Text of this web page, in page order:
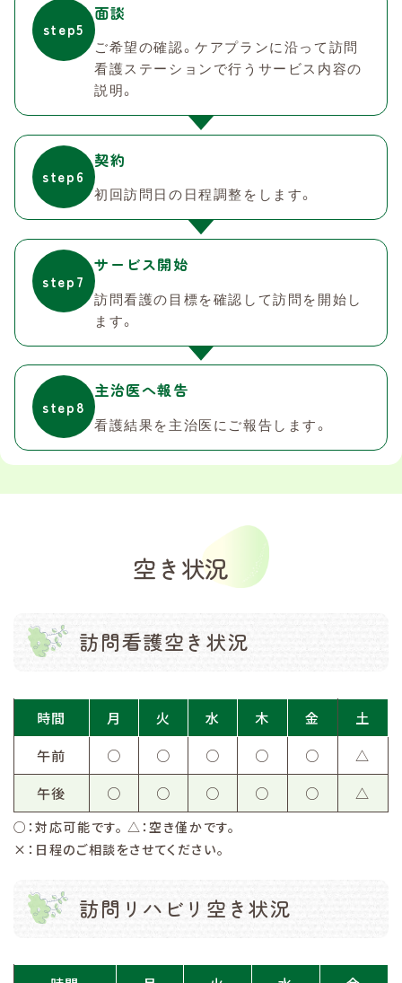
step5
面談
ご希望の確認。ケアプランに沿って訪問
看護ステーションで行うサービス内容の
説明。
step6
契約
初回訪問日の日程調整をします。
step7
サービス開始
訪問看護の目標を確認して訪問を開始し
ます。
step8
主治医へ報告
看護結果を主治医にご報告します。
空き状況
訪問看護空き状況
時間 月 火 水 木 金
土
午前
○ ○ ○ ○ ○
△
午後
○ ○ ○ ○ ○ △
○：対応可能です。 △：空き僅かです。
×：日程のご相談をさせてください。
訪問リハビリ空き状況